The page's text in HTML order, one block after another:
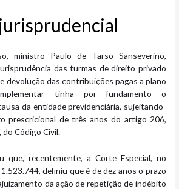
ministro Paulo de Tarso Sanseverino,
das turmas de direito privado
devolução das contribuições pagas a plano
tinha por fundamento o
da entidade previdenciária, sujeitando-
prescricional de três anos do artigo 206,
do Código Civil.
que, recentemente, a Corte Especial, no
1.523.744, definiu que é de dez anos o prazo
da ação de repetição de indébito